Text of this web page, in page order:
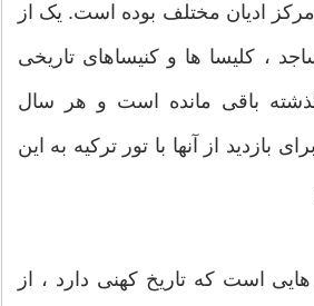
ادیان مختلف بوده است. یک از
، کلیسا ها و کنیساهای تاریخی
باقی مانده است و هر سال
بازدید از آنها با تور ترکیه به این
است که تاریخ کهنی دارد ، از